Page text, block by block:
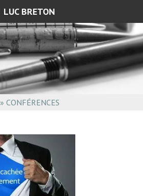
LUC BRETON
» CONFÉRENCES